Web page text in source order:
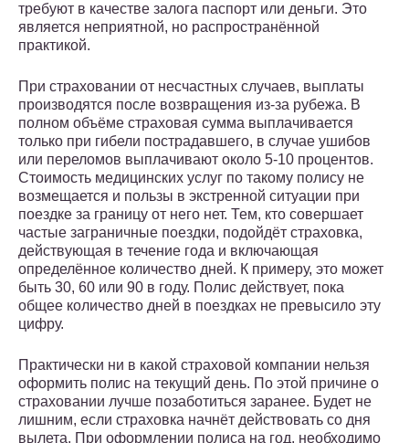
требуют в качестве залога паспорт или деньги. Это
является неприятной, но распространённой
практикой.
При страховании от несчастных случаев, выплаты
производятся после возвращения из-за рубежа. В
полном объёме страховая сумма выплачивается
только при гибели пострадавшего, в случае ушибов
или переломов выплачивают около 5-10 процентов.
Стоимость медицинских услуг по такому полису не
возмещается и пользы в экстренной ситуации при
поездке за границу от него нет. Тем, кто совершает
частые заграничные поездки, подойдёт страховка,
действующая в течение года и включающая
определённое количество дней. К примеру, это может
быть 30, 60 или 90 в году. Полис действует, пока
общее количество дней в поездках не превысило эту
цифру.
Практически ни в какой страховой компании нельзя
оформить полис на текущий день. По этой причине о
страховании лучше позаботиться заранее. Будет не
лишним, если страховка начнёт действовать со дня
вылета. При оформлении полиса на год, необходимо